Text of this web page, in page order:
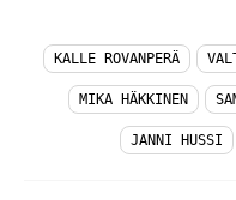
KALLE ROVANPERÄ
MIKA HÄKKINEN
JANNI HUSSI